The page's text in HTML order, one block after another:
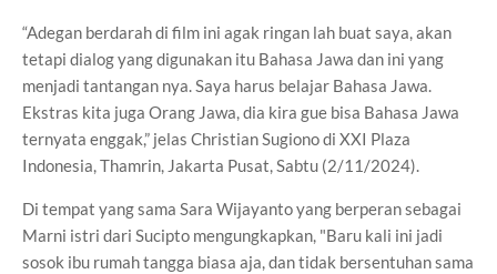
“Adegan berdarah di film ini agak ringan lah buat saya, akan
tetapi dialog yang digunakan itu Bahasa Jawa dan ini yang
menjadi tantangan nya. Saya harus belajar Bahasa Jawa.
Ekstras kita juga Orang Jawa, dia kira gue bisa Bahasa Jawa
ternyata enggak,” jelas Christian Sugiono di XXI Plaza
Indonesia, Thamrin, Jakarta Pusat, Sabtu (2/11/2024).
Di tempat yang sama Sara Wijayanto yang berperan sebagai
Marni istri dari Sucipto mengungkapkan, "Baru kali ini jadi
sosok ibu rumah tangga biasa aja, dan tidak bersentuhan sama